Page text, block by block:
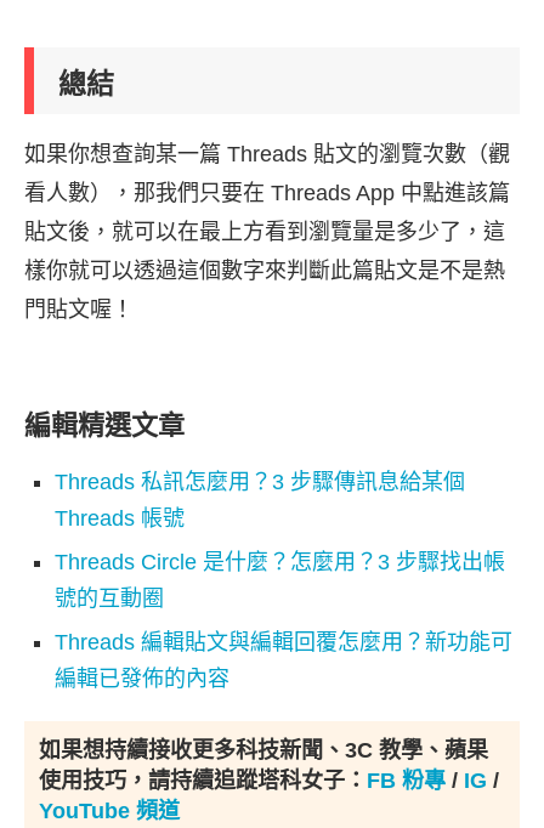
總結
如果你想查詢某一篇 Threads 貼文的瀏覽次數（觀
看人數），那我們只要在 Threads App 中點進該篇
貼文後，就可以在最上方看到瀏覽量是多少了，這
樣你就可以透過這個數字來判斷此篇貼文是不是熱
門貼文喔！
編輯精選文章
Threads 私訊怎麼用？3 步驟傳訊息給某個
Threads 帳號
Threads Circle 是什麼？怎麼用？3 步驟找出帳
號的互動圈
Threads 編輯貼文與編輯回覆怎麼用？新功能可
編輯已發佈的內容
如果想持續接收更多科技新聞、3C 教學、蘋果
使用技巧，請持續追蹤塔科女子： FB 粉專 / IG /
YouTube 頻道